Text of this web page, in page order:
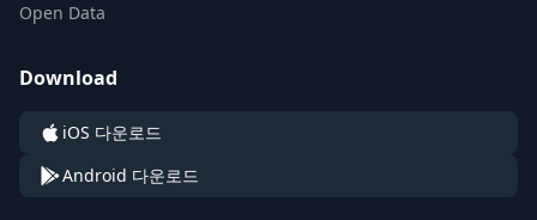
Open Data
Download
iOS 다운로드
Android 다운로드